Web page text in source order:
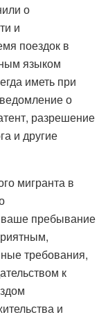
о
и
поездок в
языком
иметь при
о
разрешение
и другие
мигранта в
ваше пребывание
требования,
к
и